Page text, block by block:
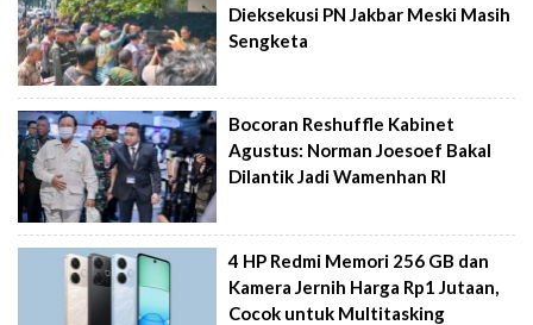
Dieksekusi PN Jakbar Meski Masih
Sengketa
Bocoran Reshuffle Kabinet
Agustus: Norman Joesoef Bakal
Dilantik Jadi Wamenhan RI
4 HP Redmi Memori 256 GB dan
Kamera Jernih Harga Rp1 Jutaan,
Cocok untuk Multitasking